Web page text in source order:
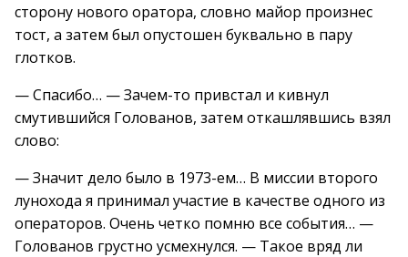
сторону нового оратора, словно майор произнес
тост, а затем был опустошен буквально в пару
глотков.
— Спасибо… — Зачем-то привстал и кивнул
смутившийся Голованов, затем откашлявшись взял
слово:
— Значит дело было в 1973-ем… В миссии второго
лунохода я принимал участие в качестве одного из
операторов. Очень четко помню все события… —
Голованов грустно усмехнулся. — Такое вряд ли